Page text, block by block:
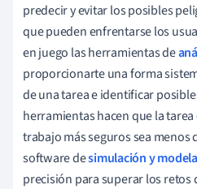
predecir y evitar los posibles
que pueden enfrentarse los
en juego las herramientas de
proporcionarte una forma
de una tarea e identificar
herramientas hacen que la
trabajo más seguros sea menos
software desimulación y
precisión para superar los retos